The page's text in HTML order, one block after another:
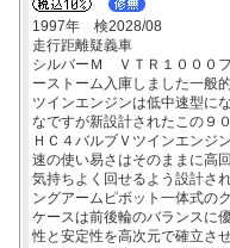
1997年 検2028/08
走行距離疑義車
シルバーＭ ＶＴＲ１０００
ーストーム入庫しました一般
ツインエンジンは低中速型に
なですが新設計されたこの９
ＨＣ４バルブＶツインエンジ
速の使い易さはそのままに高
気持ちよく回せるよう設計さ
ングアームピボット一体式の
ケースは前後輪のバランスに
性と安定性を高次元で確立さ